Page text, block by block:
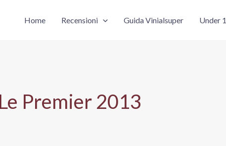
Home Recensioni Guida Vinialsuper Under
Premier 2013